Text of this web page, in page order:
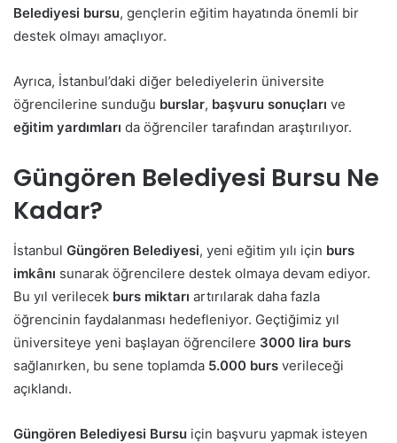
Belediyesi bursu, gençlerin eğitim hayatında önemli bir
destek olmayı amaçlıyor.
Ayrıca, İstanbul’daki diğer belediyelerin üniversite
öğrencilerine sunduğu burslar, başvuru sonuçları ve
eğitim yardımları da öğrenciler tarafından araştırılıyor.
Güngören Belediyesi Bursu Ne
Kadar?
İstanbul Güngören Belediyesi, yeni eğitim yılı için burs
imkânı sunarak öğrencilere destek olmaya devam ediyor.
Bu yıl verilecek burs miktarı artırılarak daha fazla
öğrencinin faydalanması hedefleniyor. Geçtiğimiz yıl
üniversiteye yeni başlayan öğrencilere 3000 lira burs
sağlanırken, bu sene toplamda 5.000 burs verileceği
açıklandı.
Güngören Belediyesi Bursu için başvuru yapmak isteyen